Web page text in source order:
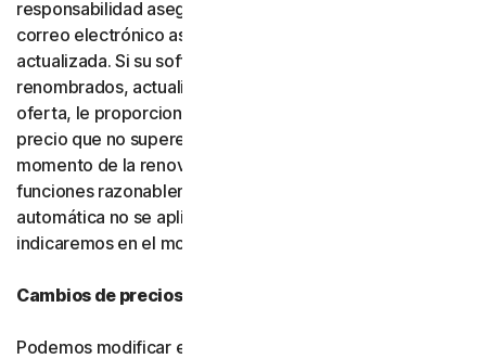
responsabilidad asegurarse de que la dirección de
correo electrónico asociada a su cuenta esté
actualizada. Si su software o servicios han sido
renombrados, actualizados o sustituidos por una nueva
oferta, le proporcionaremos dicha nueva oferta a un
precio que no supere su precio de renovación en el
momento de la renovación, siempre que cuente con
funciones razonablemente comparables. Si la renovación
automática no se aplica en su ubicación, se lo
indicaremos en el momento de la compra.
Cambios de precios
Podemos modificar en cualquier momento el precio que